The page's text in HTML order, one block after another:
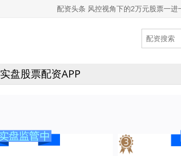
配资头条 风控视角下的2万元股票一
实盘股票配资APP